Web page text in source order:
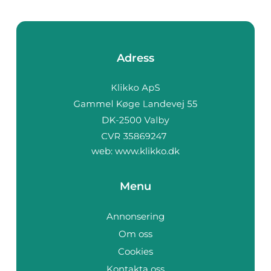
Adress
web: www.klikko.dk
Menu
Annonsering
Om oss
Cookies